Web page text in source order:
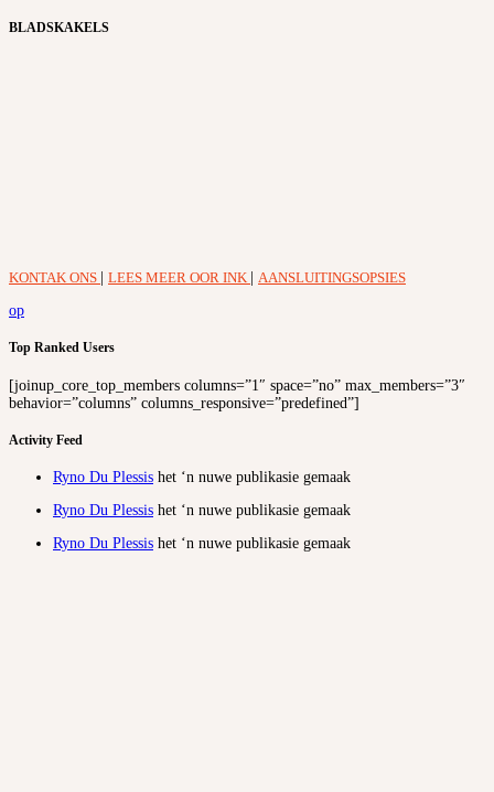
BLADSKAKELS
KONTAK ONS LEES MEER OOR INK
AANSLUITINGSOPSIES
op
Top Ranked Users
[joinup_core_top_members columns=”1″ space=”no” max_members=”3″
behavior=”columns” columns_responsive=”predefined”]
Activity Feed
Ryno Du Plessis het ‘n nuwe publikasie gemaak
Ryno Du Plessis het ‘n nuwe publikasie gemaak
Ryno Du Plessis het ‘n nuwe publikasie gemaak